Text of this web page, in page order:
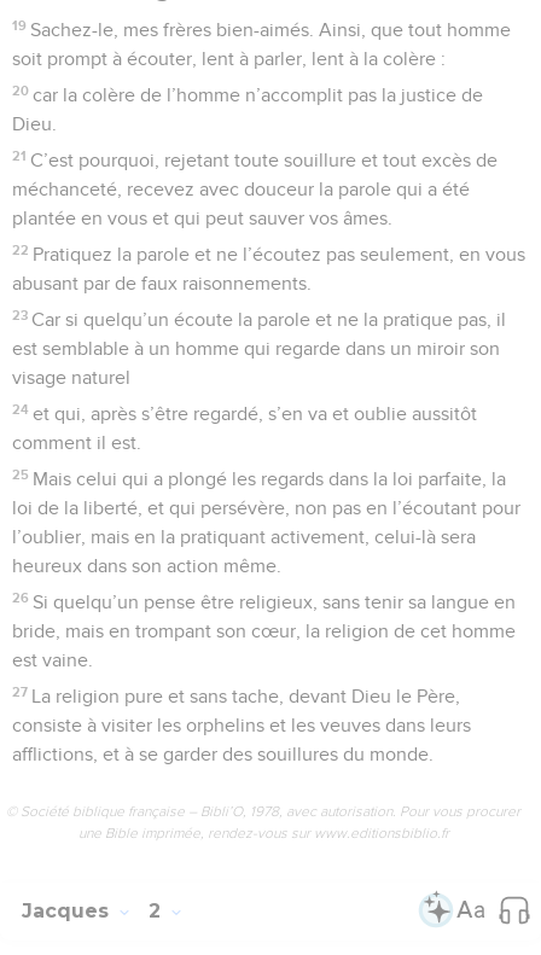
faites bien.
9
Mais si vous vous livrez à des considérations de personnes,
vous commettez un péché, vous êtes convaincus de
transgression par la loi.
10 Car quiconque observe toute la loi, mais pèche contre un
seul commandement, devient coupable envers tous.
11
Celui qui a dit : Ne commets pas d’adultère, a dit aussi : Ne
commets pas de meurtre. Or, si tu ne commets pas
d’adultère, mais que tu commettes un meurtre, tu deviens
transgresseur de la loi.
12 Parlez et agissez en hommes qui doivent être jugés selon
une loi de liberté,
13
car le jugement est sans miséricorde pour qui n’a pas fait
miséricorde. La miséricorde triomphe du jugement.
La foi et les actes
Mes frères, à quoi bon dire qu’on a la foi, si l’on n’a pas les
Si un frère ou une sœur sont nus et manquent de la
nourriture de chaque jour,
vous et rassasiez-vous ! sans leur donner ce qui est
nécessaire au corps, à quoi cela sert-il ?
morte en elle-même.
Mais quelqu’un dira : Toi, tu as la foi ; et moi, j’ai les
œuvres, je te montrerai ma foi.